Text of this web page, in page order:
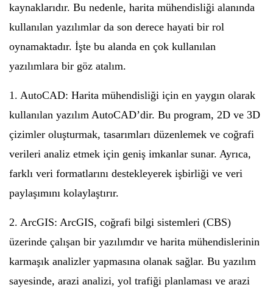
kaynaklarıdır. Bu nedenle, harita mühendisliği alanında
kullanılan yazılımlar da son derece hayati bir rol
oynamaktadır. İşte bu alanda en çok kullanılan
yazılımlara bir göz atalım.
1. AutoCAD: Harita mühendisliği için en yaygın olarak
kullanılan yazılım AutoCAD’dir. Bu program, 2D ve 3D
çizimler oluşturmak, tasarımları düzenlemek ve coğrafi
verileri analiz etmek için geniş imkanlar sunar. Ayrıca,
farklı veri formatlarını destekleyerek işbirliği ve veri
paylaşımını kolaylaştırır.
2. ArcGIS: ArcGIS, coğrafi bilgi sistemleri (CBS)
üzerinde çalışan bir yazılımdır ve harita mühendislerinin
karmaşık analizler yapmasına olanak sağlar. Bu yazılım
sayesinde, arazi analizi, yol trafiği planlaması ve arazi